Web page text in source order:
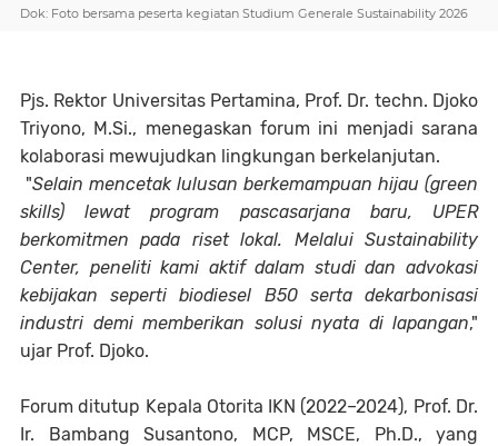
Dok: Foto bersama peserta kegiatan Studium Generale Sustainability 2026
Pjs. Rektor Universitas Pertamina, Prof. Dr. techn. Djoko
Triyono, M.Si., menegaskan forum ini menjadi sarana
kolaborasi mewujudkan lingkungan berkelanjutan.
"Selain mencetak lulusan berkemampuan hijau (green
skills) lewat program pascasarjana baru, UPER
berkomitmen pada riset lokal. Melalui Sustainability
Center, peneliti kami aktif dalam studi dan advokasi
kebijakan seperti biodiesel B50 serta dekarbonisasi
industri demi memberikan solusi nyata di lapangan,"
ujar Prof. Djoko.
Forum ditutup Kepala Otorita IKN (2022–2024), Prof. Dr.
Ir. Bambang Susantono, MCP, MSCE, Ph.D., yang